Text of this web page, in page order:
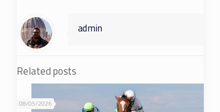
admin
Related posts
08/05/2026